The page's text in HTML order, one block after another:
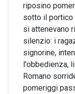
riposino
sotto il portico
si attenevano
silenzio: i
signorine,
l'obbedienza,
Romano
pomeriggi